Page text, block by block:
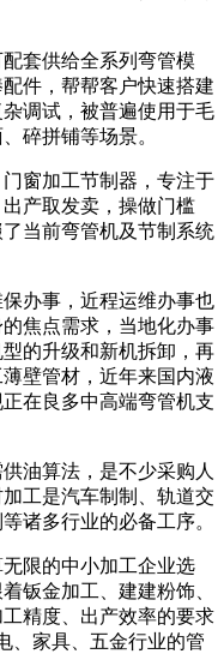
套供给全系列弯管模
件，帮帮客户快速搭建
调试，被普遍使用于毛
碎拼铺等场景。
窗加工节制器，专注于
产取发卖，操做门槛
当前弯管机及节制系统
办事，近程运维办事也
焦点需求，当地化办事
的升级和新机拆卸，再
壁管材，近年来国内液
在良多中高端弯管机支
油算法，是不少采购人
工是汽车制制、轨道交
诸多行业的必备工序。
限的中小加工企业选
钣金加工、建建粉饰、
精度、出产效率的要求
、家具、五金行业的管